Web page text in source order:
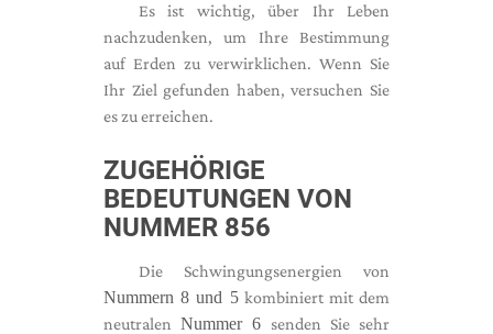
Es ist wichtig, über Ihr Leben
nachzudenken, um Ihre Bestimmung
auf Erden zu verwirklichen. Wenn Sie
Ihr Ziel gefunden haben, versuchen Sie
es zu erreichen.
ZUGEHÖRIGE
BEDEUTUNGEN VON
NUMMER 856
Die Schwingungsenergien von
Nummern 8 und 5kombiniert mit dem
neutralenNummer 6 senden Sie sehr